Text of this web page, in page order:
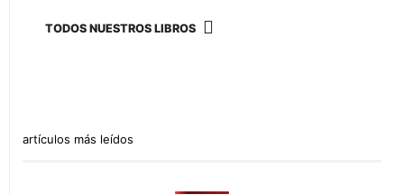
TODOS NUESTROS LIBROS
artículos más leídos